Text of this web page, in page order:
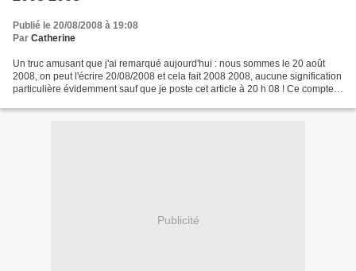
Publié le 20/08/2008 à 19:08
Par Catherine
Un truc amusant que j'ai remarqué aujourd'hui : nous sommes le 20 août
2008, on peut l'écrire 20/08/2008 et cela fait 2008 2008, aucune signification
particulière évidemment sauf que je poste cet article à 20 h 08 ! Ce compte
Publicité